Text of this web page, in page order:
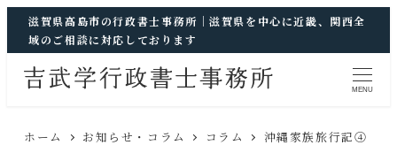
滋賀県高島市の行政書士事務所｜滋賀県を中心に近畿、関西全
域のご相談に対応しております
MENU
ホーム お知らせ・コラム コラム 沖縄家族旅行記④